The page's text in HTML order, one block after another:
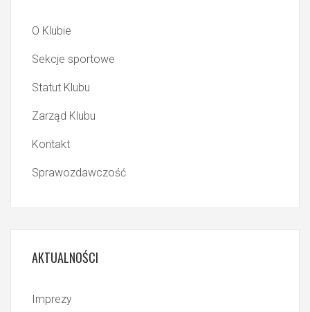
O Klubie
Sekcje sportowe
Statut Klubu
Zarząd Klubu
Kontakt
Sprawozdawczość
AKTUALNOŚCI
Imprezy